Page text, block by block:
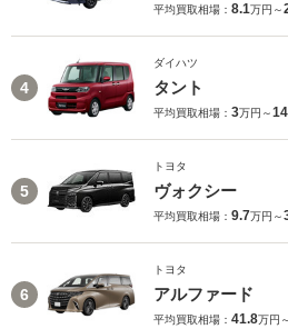
平均買取相場： 8.1万円～
4
ダイハツ
タント
平均買取相場： 3万円～
5
トヨタ
ヴォクシー
平均買取相場： 9.7万円～
6
トヨタ
アルファード
平均買取相場： 41.8万円～